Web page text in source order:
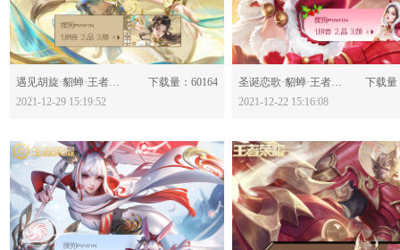
分享：
遇见胡旋·貂蝉·王者荣耀-623804
下载量：60164
2021-12-29 15:19:52
分享：
圣诞恋歌·貂蝉·王者荣耀-623648
下载量
2021-12-22 15:16:08